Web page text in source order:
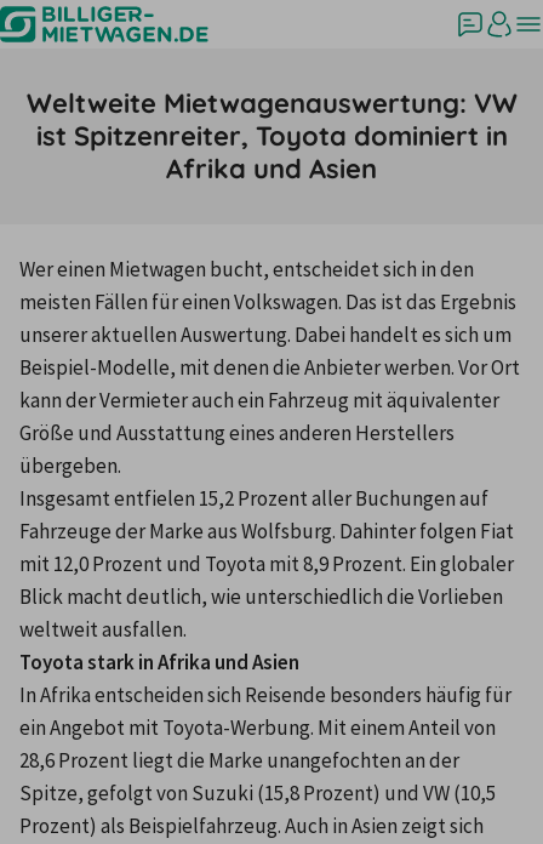
Weltweite Mietwagenauswertung: VW
ist Spitzenreiter, Toyota dominiert in
Afrika und Asien
Wer einen Mietwagen bucht, entscheidet sich in den
meisten Fällen für einen Volkswagen. Das ist das Ergebnis
unserer aktuellen Auswertung. Dabei handelt es sich um
Beispiel-Modelle, mit denen die Anbieter werben. Vor Ort
kann der Vermieter auch ein Fahrzeug mit äquivalenter
Größe und Ausstattung eines anderen Herstellers
übergeben.
Insgesamt entfielen 15,2 Prozent aller Buchungen auf
Fahrzeuge der Marke aus Wolfsburg. Dahinter folgen Fiat
mit 12,0 Prozent und Toyota mit 8,9 Prozent. Ein globaler
Blick macht deutlich, wie unterschiedlich die Vorlieben
weltweit ausfallen.
Toyota stark in Afrika und Asien
In Afrika entscheiden sich Reisende besonders häufig für
ein Angebot mit Toyota-Werbung. Mit einem Anteil von
28,6 Prozent liegt die Marke unangefochten an der
Spitze, gefolgt von Suzuki (15,8 Prozent) und VW (10,5
Prozent) als Beispielfahrzeug. Auch in Asien zeigt sich